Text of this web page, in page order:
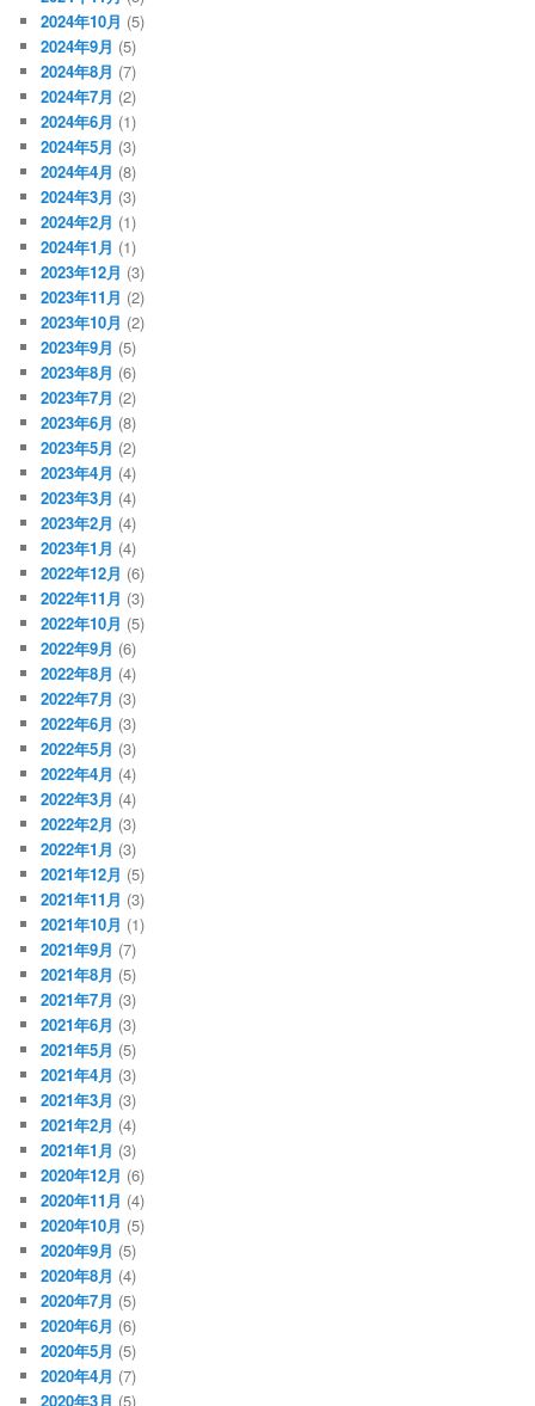
2024年10月 (5)
2024年9月 (5)
2024年8月 (7)
2024年7月 (2)
2024年6月 (1)
2024年5月 (3)
2024年4月 (8)
2024年3月 (3)
2024年2月 (1)
2024年1月 (1)
2023年12月 (3)
2023年11月 (2)
2023年10月 (2)
2023年9月 (5)
2023年8月 (6)
2023年7月 (2)
2023年6月 (8)
2023年5月 (2)
2023年4月 (4)
2023年3月 (4)
2023年2月 (4)
2023年1月 (4)
2022年12月 (6)
2022年11月 (3)
2022年10月 (5)
2022年9月 (6)
2022年8月 (4)
2022年7月 (3)
2022年6月 (3)
2022年5月 (3)
2022年4月 (4)
2022年3月 (4)
2022年2月 (3)
2022年1月 (3)
2021年12月 (5)
2021年11月 (3)
2021年10月 (1)
2021年9月 (7)
2021年8月 (5)
2021年7月 (3)
2021年6月 (3)
2021年5月 (5)
2021年4月 (3)
2021年3月 (3)
2021年2月 (4)
2021年1月 (3)
2020年12月 (6)
2020年11月 (4)
2020年10月 (5)
2020年9月 (5)
2020年8月 (4)
2020年7月 (5)
2020年6月 (6)
2020年5月 (5)
2020年4月 (7)
2020年3月 (5)